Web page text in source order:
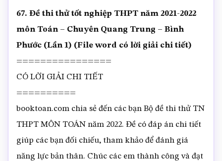
67. Đề thi thử tốt nghiệp THPT năm 2021-2022
môn Toán – Chuyên Quang Trung – Bình
Phước (Lần 1) (File word có lời giải chi tiết)
================
CÓ LỜI GIẢI CHI TIẾT
==========
booktoan.com chia sẻ đến các bạn Bộ đề thi thử TN
THPT MÔN TOÁN năm 2022. Đề có đáp án chi tiết
giúp các bạn đối chiếu, tham khảo để đánh giá
năng lực bản thân. Chúc các em thành công và đạt